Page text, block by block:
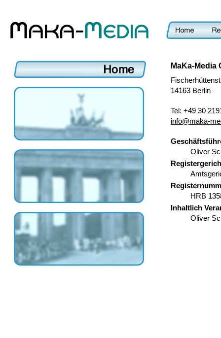
MaKa-Media
14163 Berlin
Tel: +49 30
info@maka-
Oliver
HRB
Inhaltlich
Oliver